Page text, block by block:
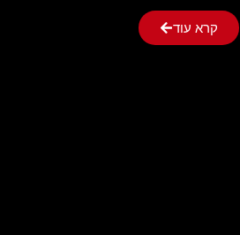
קרא עוד